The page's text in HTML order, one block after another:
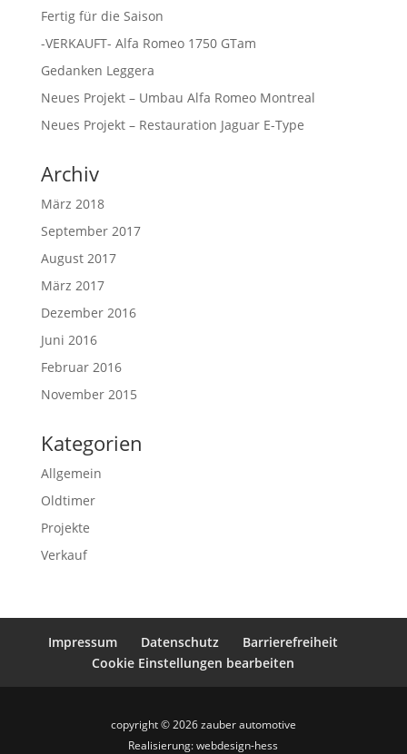
Fertig für die Saison
-VERKAUFT- Alfa Romeo 1750 GTam
Gedanken Leggera
Neues Projekt – Umbau Alfa Romeo Montreal
Neues Projekt – Restauration Jaguar E-Type
Archiv
März 2018
September 2017
August 2017
März 2017
Dezember 2016
Juni 2016
Februar 2016
November 2015
Kategorien
Allgemein
Oldtimer
Projekte
Verkauf
Impressum Datenschutz
Barrierefreiheit
Cookie Einstellungen bearbeiten
copyright © 2026zauber automotive
Realisierung: webdesign-hess